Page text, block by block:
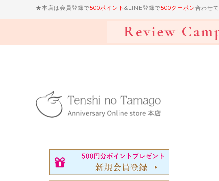
★本店は会員登録で500ポイント &LINE登録で500クーポン合わせて